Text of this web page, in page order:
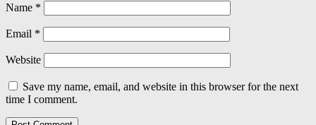
Name *
Email *
Website
Save my name, email, and website in this browser for the next
time I comment.